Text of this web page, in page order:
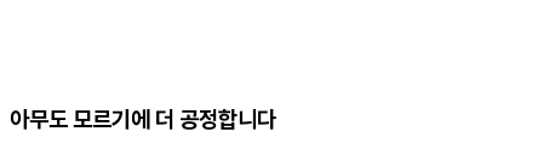
아무도 모르기에 더 공정합니다